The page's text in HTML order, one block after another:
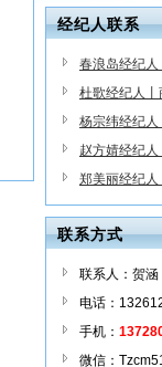
经纪人联系
春浪岛经纪人
商务合作
杜歌经纪人
务合作
杨宗纬经纪人
2024年
赵方婧经纪人
商务合作
郑美丽经纪人
2024年
联系方式
联系人：贺涵
电话：
手机：
微信：